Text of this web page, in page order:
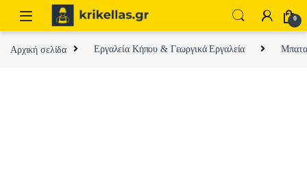
Skip to navigation
Skip to content
0
Αρχική σελίδα Εργαλεία Κήπου & Γεωργικά Εργαλεία